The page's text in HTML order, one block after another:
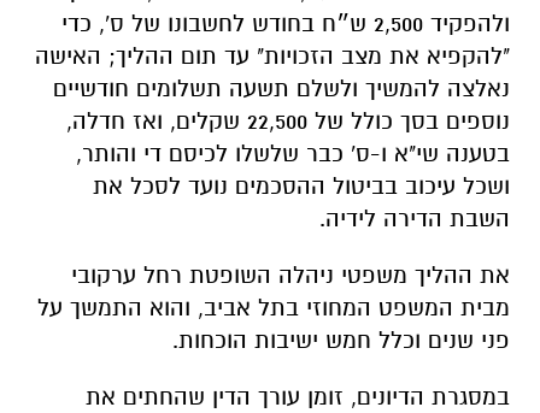
ולהפקיד 2,500 ש״ח בחודש לחשבונו של ס', כדי
"להקפיא את מצב הזכויות" עד תום ההליך; האישה
נאלצה להמשיך ולשלם תשעה תשלומים חודשיים
נוספים בסך כולל של 22,500 שקלים, ואז חדלה,
בטענה שי"א ו-ס' כבר שלשלו לכיסם די והותר,
ושכל עיכוב בביטול ההסכמים נועד לסכל את
השבת הדירה לידיה.
את ההליך משפטי ניהלה השופטת רחל ערקובי
מבית המשפט המחוזי בתל אביב, והוא התמשך על
פני שנים וכלל חמש ישיבות הוכחות.
במסגרת הדיונים, זומן עורך הדין שהחתים את